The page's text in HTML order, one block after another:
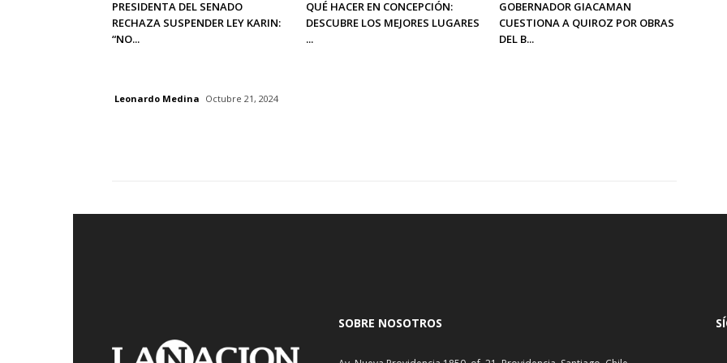
PRESIDENTA DEL SENADO
RECHAZA SUSPENDER LEY KARIN:
“NO...
QUÉ HACER EN CONCEPCIÓN:
DESCUBRE LOS MEJORES LUGARES
...
GOBERNADOR GIACAMAN
CUESTIONA A QUIROZ POR OBRAS
DEL B...
Leonardo Medina Octubre 21, 2024
SOBRE NOSOTROS